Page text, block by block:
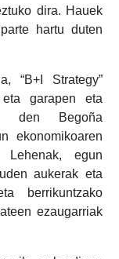
dira. Hauek
hartu duten
“B+I Strategy”
garapen eta
den Begoña
ekonomikoaren
Lehenak, egun
aukerak eta
berrikuntzako
ezaugarriak